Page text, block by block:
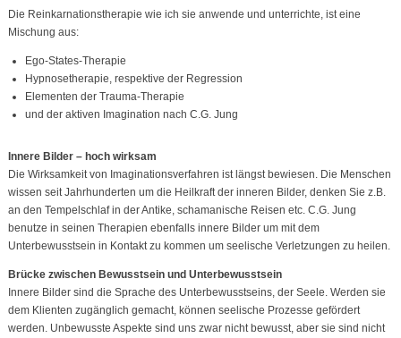
Die Reinkarnationstherapie wie ich sie anwende und unterrichte, ist eine
Mischung aus:
Ego-States-Therapie
Hypnosetherapie, respektive der Regression
Elementen der Trauma-Therapie
und der aktiven Imagination nach C.G. Jung
Innere Bilder – hoch wirksam
Die Wirksamkeit von Imaginationsverfahren ist längst bewiesen. Die Menschen
wissen seit Jahrhunderten um die Heilkraft der inneren Bilder, denken Sie z.B.
an den Tempelschlaf in der Antike, schamanische Reisen etc. C.G. Jung
benutze in seinen Therapien ebenfalls innere Bilder um mit dem
Unterbewusstsein in Kontakt zu kommen um seelische Verletzungen zu heilen.
Brücke zwischen Bewusstsein und Unterbewusstsein
Innere Bilder sind die Sprache des Unterbewusstseins, der Seele. Werden sie
dem Klienten zugänglich gemacht, können seelische Prozesse gefördert
werden. Unbewusste Aspekte sind uns zwar nicht bewusst, aber sie sind nicht